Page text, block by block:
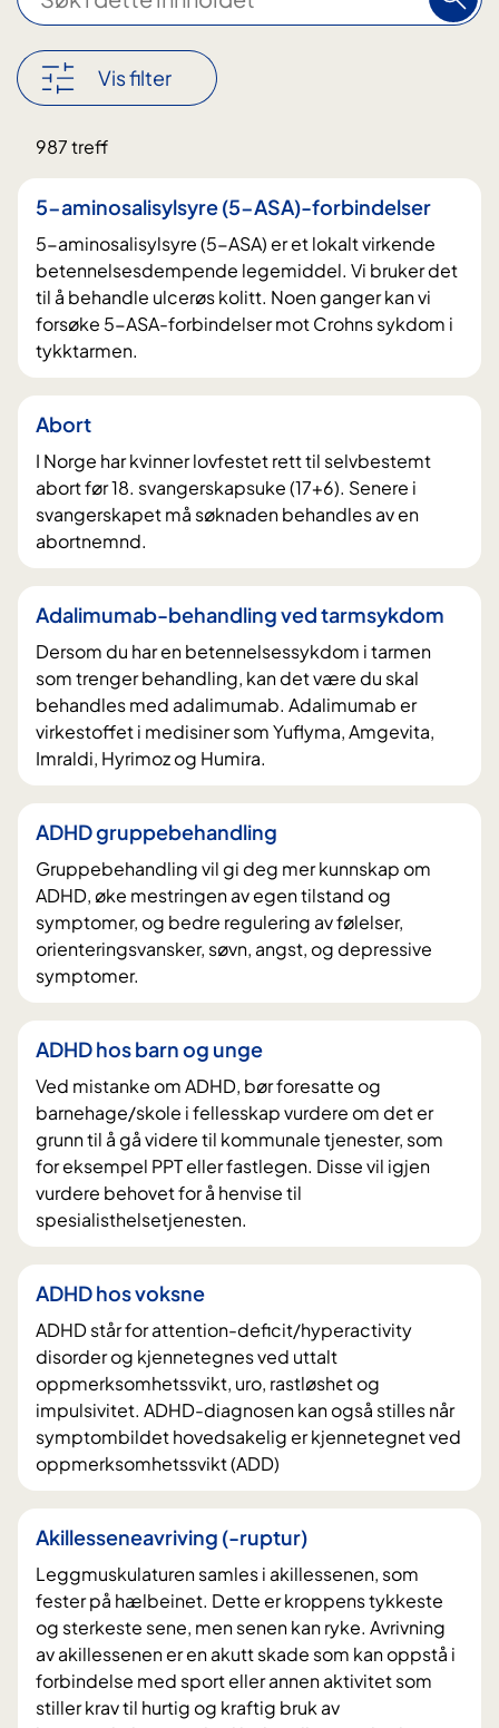
ø
i
d
t
o
l
Vis filter
Nullstill
987 treff
5-aminosalisylsyre (5-ASA)-forbindelser
5-aminosalisylsyre (5-ASA) er et lokalt virkende
betennelsesdempende legemiddel. Vi bruker det
til å behandle ulcerøs kolitt. Noen ganger kan vi
forsøke 5-ASA-forbindelser mot Crohns sykdom i
tykktarmen.
Abort
I Norge har kvinner lovfestet rett til selvbestemt
abort før 18. svangerskapsuke (17+6). Senere i
svangerskapet må søknaden behandles av en
abortnemnd.
Adalimumab-behandling ved tarmsykdom
Dersom du har en betennelsessykdom i tarmen
som trenger behandling, kan det være du skal
behandles med adalimumab. Adalimumab er
virkestoffet i medisiner som Yuflyma, Amgevita,
Imraldi, Hyrimoz og Humira.
ADHD gruppebehandling
Gruppebehandling vil gi deg mer kunnskap om
ADHD, øke mestringen av egen tilstand og
symptomer, og bedre regulering av følelser,
orienteringsvansker, søvn, angst, og depressive
symptomer.
ADHD hos barn og unge
Ved mistanke om ADHD, bør foresatte og
barnehage/skole i fellesskap vurdere om det er
grunn til å gå videre til kommunale tjenester, som
for eksempel PPT eller fastlegen. Disse vil igjen
vurdere behovet for å henvise til
spesialisthelsetjenesten.
ADHD hos voksne
ADHD står for attention-deficit/hyperactivity
disorder og kjennetegnes ved uttalt
oppmerksomhetssvikt, uro, rastløshet og
impulsivitet. ADHD-diagnosen kan også stilles når
symptombildet hovedsakelig er kjennetegnet ved
oppmerksomhetssvikt (ADD)
Akillesseneavriving (-ruptur)
Leggmuskulaturen samles i akillessenen, som
fester på hælbeinet. Dette er kroppens tykkeste
og sterkeste sene, men senen kan ryke. Avrivning
av akillessenen er en akutt skade som kan oppstå i
forbindelse med sport eller annen aktivitet som
stiller krav til hurtig og kraftig bruk av